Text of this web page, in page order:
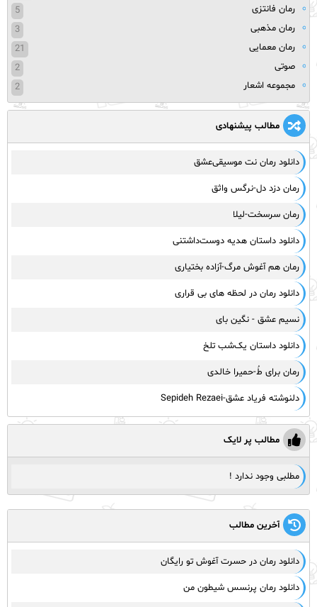
رمان فانتزی
5
رمان مذهبی
3
رمان معمایی
21
صوتی
2
مجموعه اشعار
2
مطالب پیشنهادی
دانلود رمان نت موسیقی‌عشق
رمان دزد دل-نرگس واثق
رمان سرسخت-لیلا
دانلود داستان هدیه دوست‌داشتنی
رمان هم آغوش مرگ-آزاده بختیاری
دانلود رمان در لحظه‌ های بی‌ قراری
نسیم عشق - نگین بای
دانلود داستان یک‌شب تلخ
رمان برای طُ-حمیرا خالدی
دلنوشته فریاد عشق-Sepideh Rezaei
مطالب پر لایک
مطلبی وجود ندارد !
آخرین مطالب
دانلود رمان در حسرت آغوش تو رایگان
دانلود رمان پرنسس شیطون من